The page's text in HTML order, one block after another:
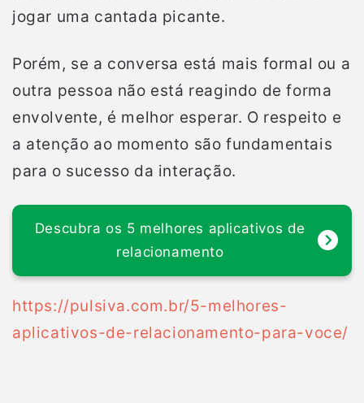
jogar uma cantada picante.
Porém, se a conversa está mais formal ou a
outra pessoa não está reagindo de forma
envolvente, é melhor esperar. O respeito e
a atenção ao momento são fundamentais
para o sucesso da interação.
Descubra os 5 melhores aplicativos de
relacionamento
https://pulsiva.com.br/5-melhores-
aplicativos-de-relacionamento-para-voce/